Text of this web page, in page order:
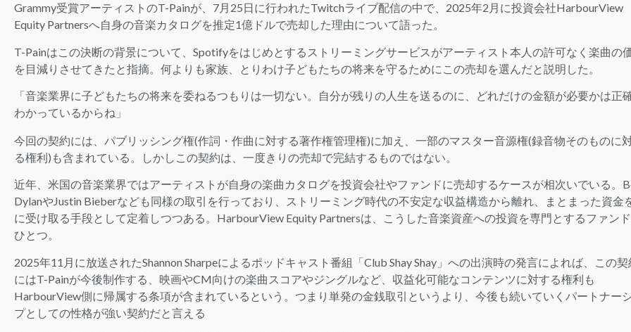
Grammy受賞アーティストのT-Painが、7月25日に行われたTwitchライブ配信の中で、2025年2月に投資会社HarbourView
Equity Partnersへ自身の音楽カタログを推定1億ドルで売却した理由について語った。
T-Painはこの決断の背景について、Spotifyをはじめとするストリーミングサービスがアーティスト本人の許可なく楽曲の
を目減りさせてきたと指摘。何よりも家族、とりわけ子どもたちの将来を守るためにこの売却を選んだと説明した。
「音楽業界に子どもたちの将来を委ねるつもりは一切ない。自分が残りの人生を送るのに、どれだけの金額が必要かは正
わかっているからね」
今回の契約には、パブリッシング権(作詞・作曲に対する著作権管理権)に加え、一部のマスター音源権(録音物そのものに
る権利)も含まれている。しかしこの契約は、一度きりの売却で完結するものではない。
近年、米国の音楽業界ではアーティストが自身の楽曲カタログを投資会社やファンドに売却するケースが相次いでいる。
DylanやJustin Bieberなども同様の取引を行っており、ストリーミング時代の不安定な収益構造から離れ、まとまった資金
に受け取る手段として定着しつつある。HarbourView Equity Partnersは、こうした音楽資産への投資を専門とするファン
ひとつ。
2025年11月に放送されたShannon Sharpeによるポッドキャスト番組「Club Shay Shay」への出演時の発言によれば、この契
にはT-Painが今後制作する、映画やCM向けの楽曲スコアやジングルなど、収益化可能なコンテンツに対する権利も
HarbourView側に帰属する条項が含まれているという。つまり単発の金銭取引というより、今後も続いていくパートナー
プとしての性格が強い契約だと言える